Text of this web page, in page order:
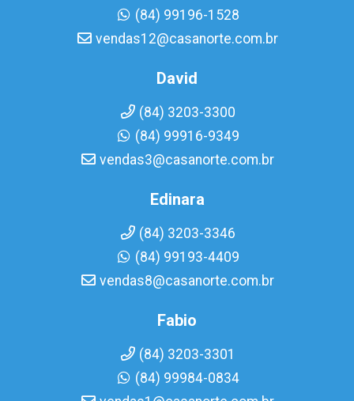
(84) 99196-1528
vendas12@casanorte.com.br
David
(84) 3203-3300
(84) 99916-9349
vendas3@casanorte.com.br
Edinara
(84) 3203-3346
(84) 99193-4409
vendas8@casanorte.com.br
Fabio
(84) 3203-3301
(84) 99984-0834